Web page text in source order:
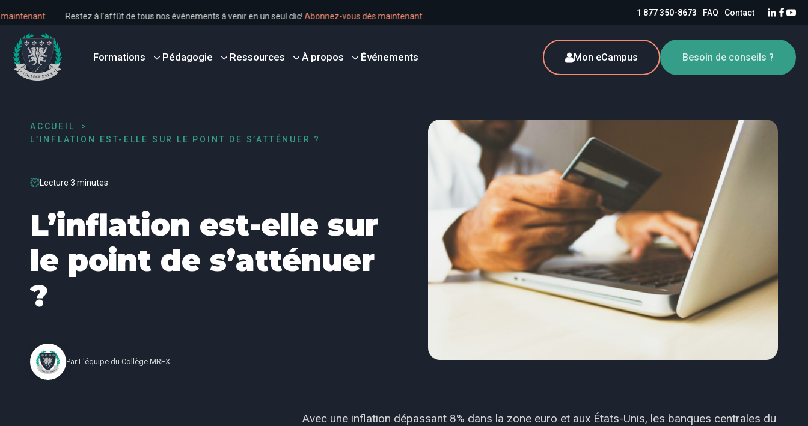
dès maintenant . Restez à l’affût de tous nos événements à venir en un seul clic!Abonnez-vous dès maintenant 1 877 350-8673 FAQ Contact
Formations Pédagogie Ressources À propos Événements Mon eCampus Besoin de conseils ?
ACCUEIL
L’INFLATION EST-ELLE SUR LE POINT DE S’ATTÉNUER ?
Lecture 3 minutes
L’inflation est-elle sur
le point de s’atténuer
?
Par L'équipe du Collège MREX
Avec une inflation dépassant 8% dans la zone euro et aux États-Unis, les banques centrales du